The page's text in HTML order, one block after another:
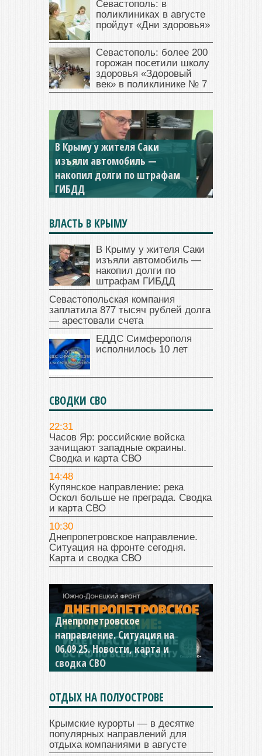
Севастополь: в
поликлиниках в августе
пройдут «Дни здоровья»
Севастополь: более 200
горожан посетили школу
здоровья «Здоровый
век» в поликлинике № 7
Севастопольская компания
заплатила 877 тысяч рублей
долга — арестовали счета
ВЛАСТЬ В КРЫМУ
В Крыму у жителя Саки
изъяли автомобиль —
накопил долги по
штрафам ГИБДД
Севастопольская компания
заплатила 877 тысяч рублей долга
— арестовали счета
ЕДДС Симферополя
исполнилось 10 лет
СВОДКИ СВО
22:31
Часов Яр: российские войска
зачищают западные окраины.
Сводка и карта СВО
14:48
Купянское направление: река
Оскол больше не преграда. Сводка
и карта СВО
10:30
Днепропетровское направление.
Ситуация на фронте сегодня.
Карта и сводка СВО
Константиновское
направление. Ситуация на
04.09.25 Новости, карта и
сводка СВО
ОТДЫХ НА ПОЛУОСТРОВЕ
Крымские курорты — в десятке
популярных направлений для
отдыха компаниями в августе